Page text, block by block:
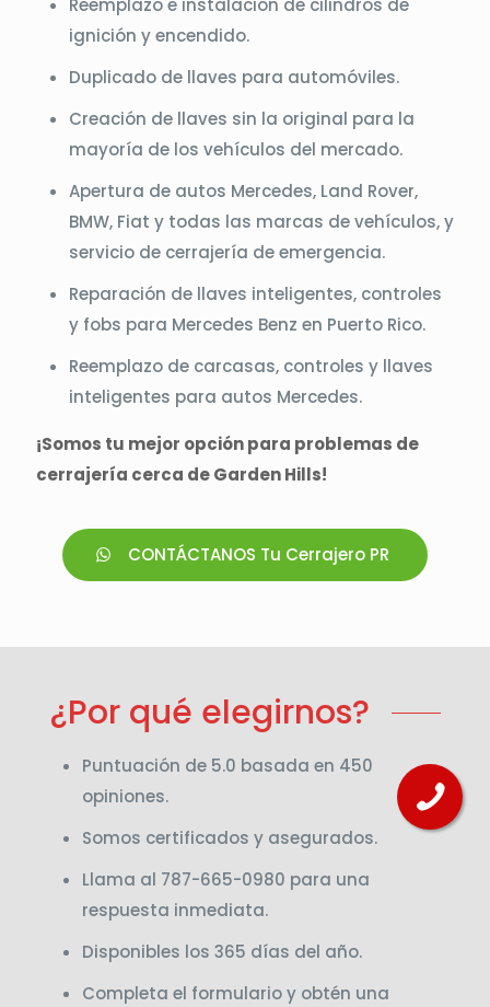
Reemplazo e instalación de cilindros de
ignición y encendido.
Duplicado de llaves para automóviles.
Creación de llaves sin la original para la
mayoría de los vehículos del mercado.
Apertura de autos Mercedes, Land Rover,
BMW, Fiat y todas las marcas de vehículos, y
servicio de cerrajería de emergencia.
Reparación de llaves inteligentes, controles
y fobs para Mercedes Benz en Puerto Rico.
Reemplazo de carcasas, controles y llaves
inteligentes para autos Mercedes.
¡Somos tu mejor opción para problemas de
cerrajería cerca de Garden Hills!
CONTÁCTANOS Tu Cerrajero PR
¿Por qué elegirnos?
Puntuación de 5.0 basada en 450
opiniones.
Somos certificados y asegurados.
Llama al 787-665-0980 para una
respuesta inmediata.
Disponibles los 365 días del año.
Completa el formulario y obtén una